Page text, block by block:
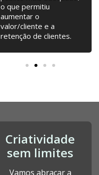
o que permitiu
aumentar o
valor/cliente e a
retenção de clientes.
Criatividade
sem limites
Vamos abraçar a